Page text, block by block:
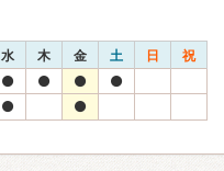
水 木 金 土 日 祝